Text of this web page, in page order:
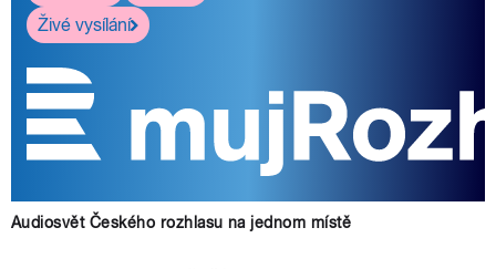
Živé vysílání
Audiosvět Českého rozhlasu na jednom místě